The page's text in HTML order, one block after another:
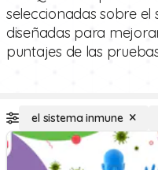
seleccionadas sobre el
diseñadas para
puntajes de las
el sistema inmune